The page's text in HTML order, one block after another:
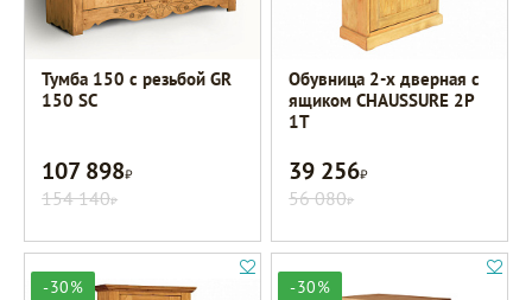
Тумба 150 с резьбой GR
150 SC
107 898Р
154 140Р
Обувница 2-х дверная с
ящиком CHAUSSURE 2P
1T
39 256Р
56 080Р
-30% -30%